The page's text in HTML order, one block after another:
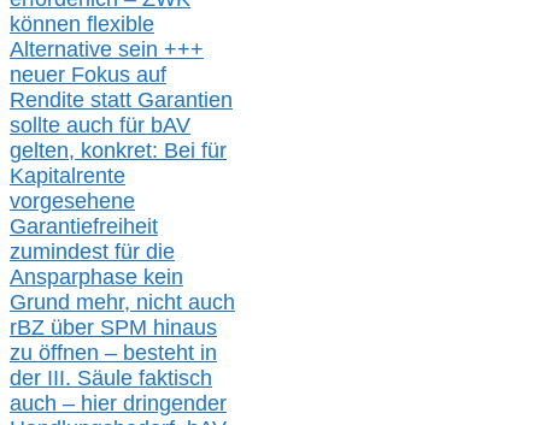
können flexible
Alternative sein +++
neuer Fokus auf
Rendite statt Garantien
sollte auch für bAV
gelten, konkret: Bei für
Kapitalrente
vorgesehene
Garantiefreiheit
zumindest für die
Ansparphase kein
Grund mehr, nicht auch
rBZ über SPM hinaus
zu öffnen – besteht in
der III. Säule faktisch
auch – hier dringender